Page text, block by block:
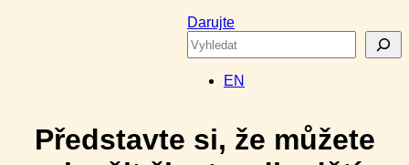
Darujte
Search
EN
Představte si, že můžete